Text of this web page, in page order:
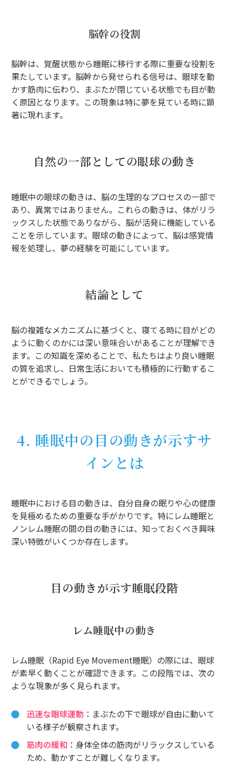
脳幹の役割
脳幹は、覚醒状態から睡眠に移行する際に重要な役割を
果たしています。脳幹から発せられる信号は、眼球を動
かす筋肉に伝わり、まぶたが閉じている状態でも目が動
く原因となります。この現象は特に夢を見ている時に顕
著に現れます。
自然の一部としての眼球の動き
睡眠中の眼球の動きは、脳の生理的なプロセスの一部で
あり、異常ではありません。これらの動きは、体がリラ
ックスした状態でありながら、脳が活発に機能している
ことを示しています。眼球の動きによって、脳は感覚情
報を処理し、夢の経験を可能にしています。
結論として
脳の複雑なメカニズムに基づくと、寝てる時に目がどの
ように動くのかには深い意味合いがあることが理解でき
ます。この知識を深めることで、私たちはより良い睡眠
の質を追求し、日常生活においても積極的に行動するこ
とができるでしょう。
4. 睡眠中の目の動きが示すサ
インとは
睡眠中における目の動きは、自分自身の眠りや心の健康
を見極めるための重要な手がかりです。特にレム睡眠と
ノンレム睡眠の間の目の動きには、知っておくべき興味
深い特徴がいくつか存在します。
目の動きが示す睡眠段階
レム睡眠中の動き
レム睡眠（Rapid Eye Movement睡眠）の際には、眼球
が素早く動くことが確認できます。この段階では、次の
ような現象が多く見られます。
迅速な眼球運動 ：まぶたの下で眼球が自由に動いて
いる様子が観察されます。
筋肉の緩和 ：身体全体の筋肉がリラックスしている
ため、動かすことが難しくなります。